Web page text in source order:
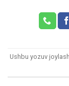
Ushbu yozuv